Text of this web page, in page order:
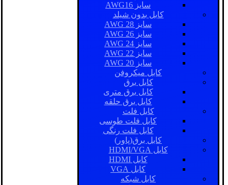
سایز AWG16
کابل بدون شیلد
سایز AWG 28
سایز AWG 26
سایز AWG 24
سایز AWG 22
سایز AWG 20
کابل میکروفن
کابل برق
کابل برق متری
کابل برق حلقه
کابل فلت
کابل فلت طوسی
کابل فلت رنگی
کابل برق(پاور)
کابل HDMI/VGA
کابل HDMI
کابل VGA
کابل شبکه